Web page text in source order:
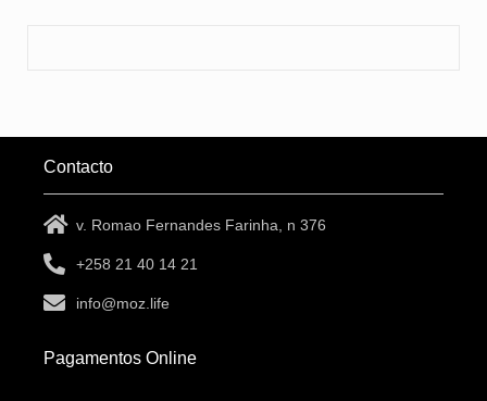
Contacto
v. Romao Fernandes Farinha, n 376
+258 21 40 14 21
info@moz.life
Pagamentos Online